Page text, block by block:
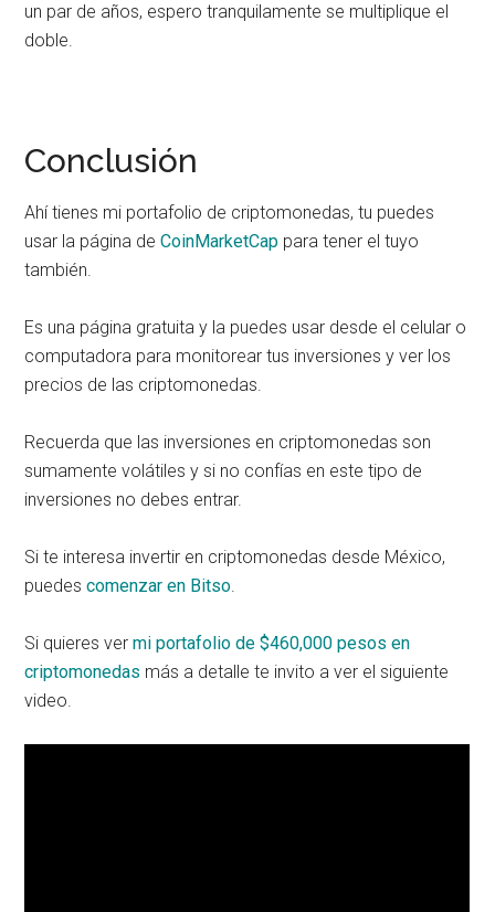
un par de años, espero tranquilamente se multiplique el
doble.
Conclusión
Ahí tienes mi portafolio de criptomonedas, tu puedes
usar la página deCoinMarketCap para tener el tuyo
también.
Es una página gratuita y la puedes usar desde el celular o
computadora para monitorear tus inversiones y ver los
precios de las criptomonedas.
Recuerda que las inversiones en criptomonedas son
sumamente volátiles y si no confías en este tipo de
inversiones no debes entrar.
Si te interesa invertir en criptomonedas desde México,
puedescomenzar en Bitso.
Si quieres vermi portafolio de $460,000 pesos en
criptomonedas más a detalle te invito a ver el siguiente
video.